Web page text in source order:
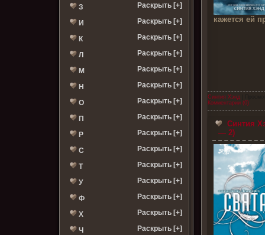
З Раскрыть [+]
И Раскрыть [+]
К Раскрыть [+]
Л Раскрыть [+]
М Раскрыть [+]
Н Раскрыть [+]
О Раскрыть [+]
П Раскрыть [+]
Р Раскрыть [+]
С Раскрыть [+]
Т Раскрыть [+]
У Раскрыть [+]
Ф Раскрыть [+]
Х Раскрыть [+]
Ч Раскрыть [+]
кажется ей
Синтия Хэнд
Комментарии (0)
Синтия
— 2)